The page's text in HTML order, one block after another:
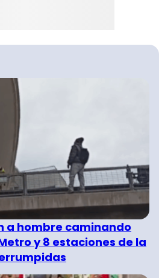
a hombre caminando
y 8 estaciones de la